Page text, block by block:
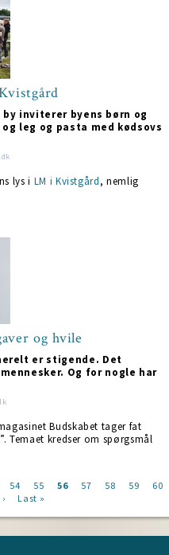
inviterer byens børn og
leg og pasta med kødsovs
lys i LM i Kvistgård, nemlig
og hvile
er stigende. Det
Og for nogle har
Budskabet tager fat
Temaet kredser om spørgsmål
Page
54 Page
55
Current
56 Page
57 Page
58 Page
59 Page
60
Last
Last »